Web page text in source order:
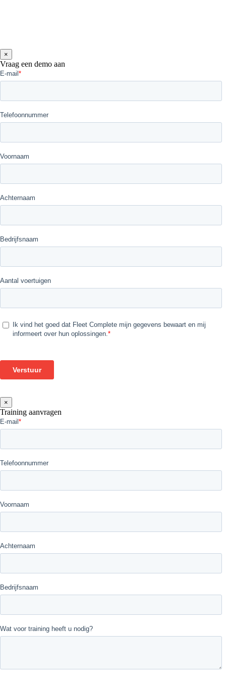
×
Vraag een demo aan
×
Training aanvragen